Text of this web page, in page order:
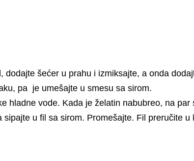
dodajte šećer u prahu i izmiksajte, a onda
pa je umešajte u smesu sa sirom.
hladne vode. Kada je želatin nabubreo, na par
u fil sa sirom. Promešajte. Fil preručite u